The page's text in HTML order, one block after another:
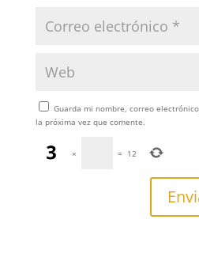
Guarda mi nombre, correo
la próxima vez que comente.
× = 12